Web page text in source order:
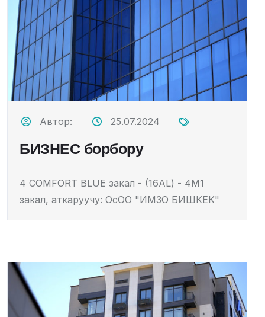
Автор: 25.07.2024
БИЗНЕС борбору
4 COMFORT BLUE закал - (16AL) - 4M1
закал, аткаруучу: ОсОО "ИМЗО БИШКЕК"